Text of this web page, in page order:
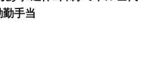
手当